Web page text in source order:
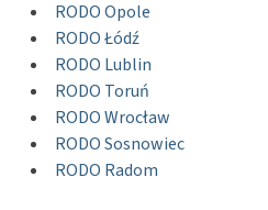
RODO Opole
RODO Łódź
RODO Lublin
RODO Toruń
RODO Wrocław
RODO Sosnowiec
RODO Radom